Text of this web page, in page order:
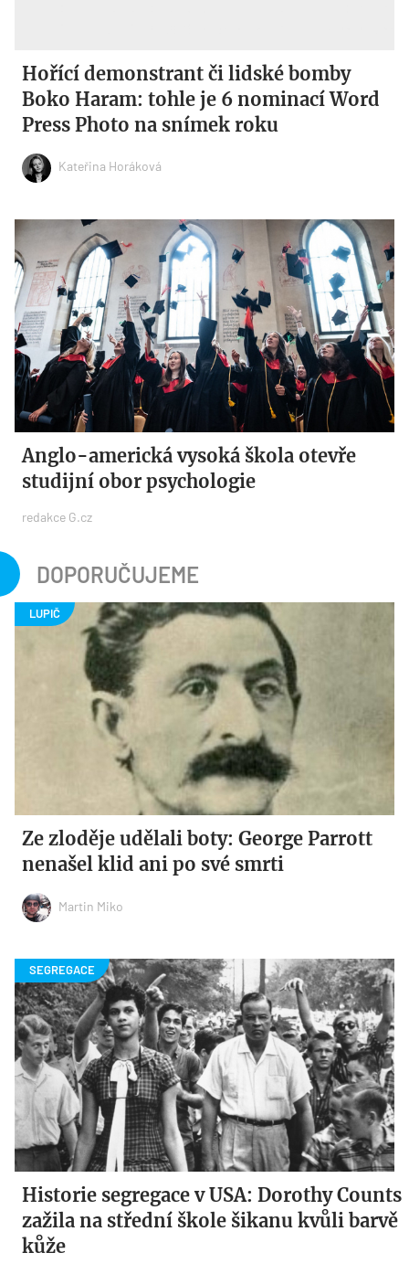
Hořící demonstrant či lidské bomby
Boko Haram: tohle je 6 nominací Word
Press Photo na snímek roku
Kateřina Horáková
Anglo-americká vysoká škola otevře
studijní obor psychologie
redakce G.cz
DOPORUČUJEME
Ze zloděje udělali boty: George Parrott
nenašel klid ani po své smrti
Martin Miko
Historie segregace v USA: Dorothy Counts
zažila na střední škole šikanu kvůli barvě
kůže